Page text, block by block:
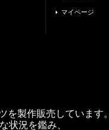
マイページ
を製作販売しています。
状況を鑑み、